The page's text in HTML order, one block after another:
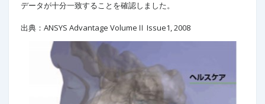
データが十分一致することを確認しました。
出典：ANSYS Advantage VolumeⅡ Issue1, 2008